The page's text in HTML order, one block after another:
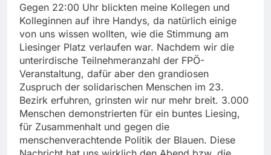
Gegen 22:00 Uhr blickten meine Kollegen und
Kolleginnen auf ihre Handys, da natürlich einige
von uns wissen wollten, wie die Stimmung am
Liesinger Platz verlaufen war. Nachdem wir die
unterirdische Teilnehmeranzahl der FPÖ-
Veranstaltung, dafür aber den grandiosen
Zuspruch der solidarischen Menschen im 23.
Bezirk erfuhren, grinsten wir nur mehr breit. 3.000
Menschen demonstrierten für ein buntes Liesing,
für Zusammenhalt und gegen die
menschenverachtende Politik der Blauen. Diese